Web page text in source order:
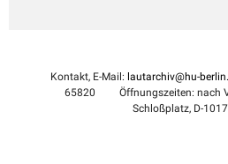
Kontakt, E-Mail: lautarchiv@hu-
65820
Öffnungszeiten: nach
Schloßplatz, D-